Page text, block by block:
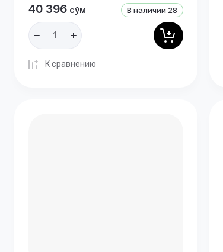
В наличии 28
40 396 сўм
К сравнению